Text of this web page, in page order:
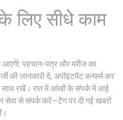
लिए सीधे काम
पहचान-पत्र और मरीज का
की जानकारी दें, अपॉइंटमेंट कन्फर्म कर
साथ रखें। रात में आंखों के संपर्क में आई
सेवा से संपर्क करें—टैग पर दी गई खबरों